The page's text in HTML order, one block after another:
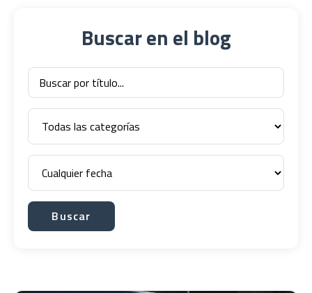
Buscar en el blog
Buscar